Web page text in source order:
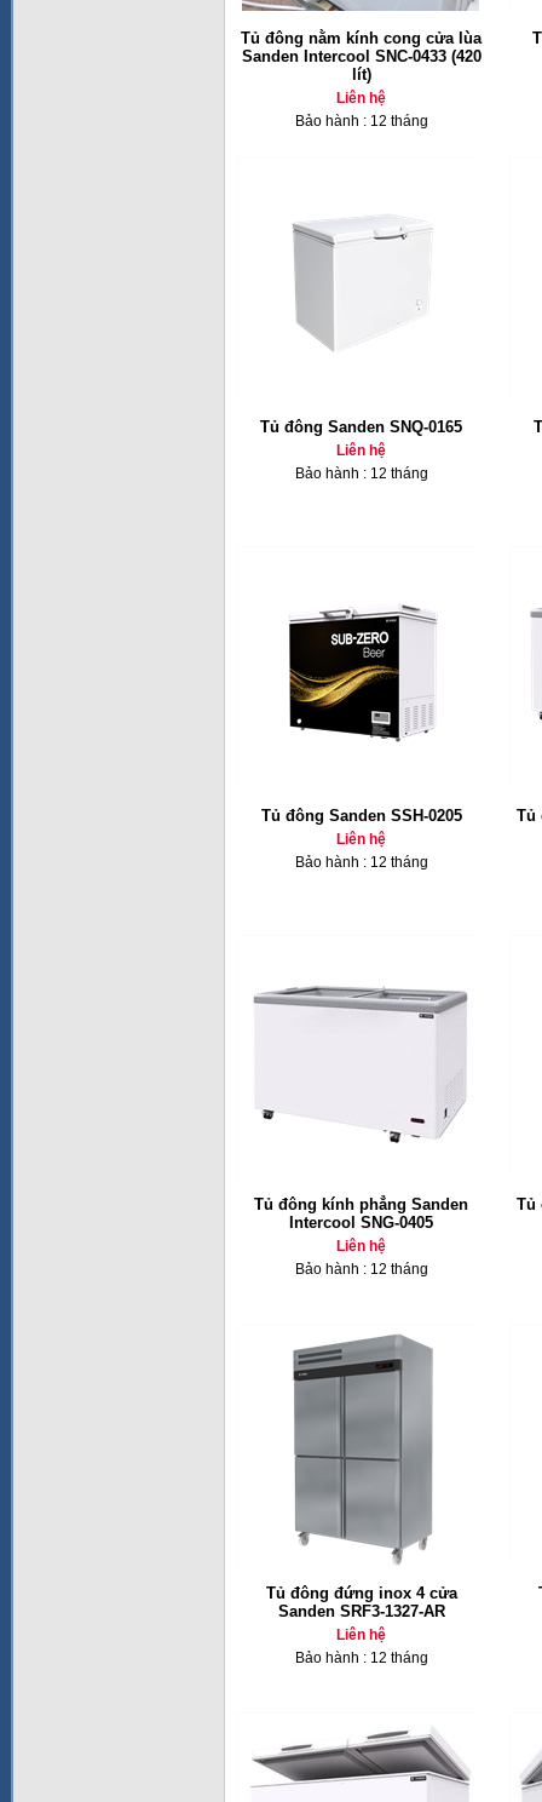
Tủ đông nằm kính cong cửa lùa
Sanden Intercool SNC-0433 (420
lít)
Liên hệ
Bảo hành : 12 tháng
Tủ đông Sanden SNQ-0165
Liên hệ
Bảo hành : 12 tháng
Tủ đông Sanden SSH-0205
Liên hệ
Bảo hành : 12 tháng
Tủ
Tủ đông kính phẳng Sanden
Intercool SNG-0405
Liên hệ
Bảo hành : 12 tháng
Tủ
Tủ đông đứng inox 4 cửa
Sanden SRF3-1327-AR
Liên hệ
Bảo hành : 12 tháng